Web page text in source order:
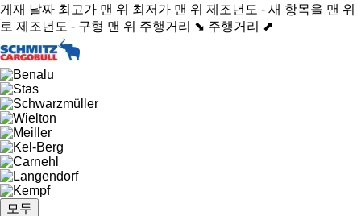
게재 날짜 최고가 맨 위 최저가 맨 위 제조년도 - 새 항목을 맨 위
로 제조년도 - 구형 맨 위 주행거리 ⬊ 주행거리 ⬈
모두